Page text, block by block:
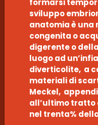
formarsi
sviluppo
anatomia è una
congenita o
digerente o
luogo ad
diverticolite, a
materiali di
Meckel,
all’ultimo tratto
nel trenta%